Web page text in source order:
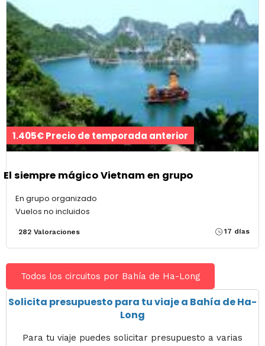
1.405€ Precio de temporada anterior
El siempre mágico Vietnam en grupo
En grupo organizado
Vuelos no incluidos
282 Valoraciones 17 días
Todos los circuitos por Bahía de Ha-Long
Solicita presupuesto para tu viaje a Bahía de Ha-
Long
Para tu viaje puedes solicitar presupuesto a varias